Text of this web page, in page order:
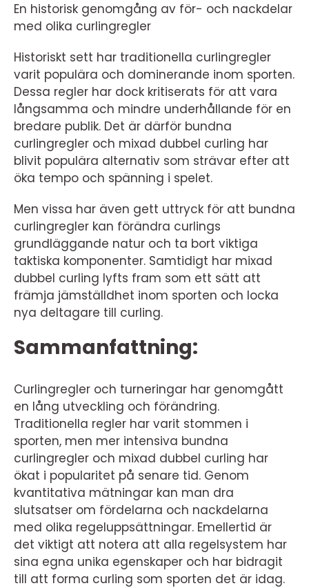
En historisk genomgång av för- och nackdelar
med olika curlingregler
Historiskt sett har traditionella curlingregler
varit populära och dominerande inom sporten.
Dessa regler har dock kritiserats för att vara
långsamma och mindre underhållande för en
bredare publik. Det är därför bundna
curlingregler och mixad dubbel curling har
blivit populära alternativ som strävar efter att
öka tempo och spänning i spelet.
Men vissa har även gett uttryck för att bundna
curlingregler kan förändra curlings
grundläggande natur och ta bort viktiga
taktiska komponenter. Samtidigt har mixad
dubbel curling lyfts fram som ett sätt att
främja jämställdhet inom sporten och locka
nya deltagare till curling.
Sammanfattning:
Curlingregler och turneringar har genomgått
en lång utveckling och förändring.
Traditionella regler har varit stommen i
sporten, men mer intensiva bundna
curlingregler och mixad dubbel curling har
ökat i popularitet på senare tid. Genom
kvantitativa mätningar kan man dra
slutsatser om fördelarna och nackdelarna
med olika regeluppsättningar. Emellertid är
det viktigt att notera att alla regelsystem har
sina egna unika egenskaper och har bidragit
till att forma curling som sporten det är idag.